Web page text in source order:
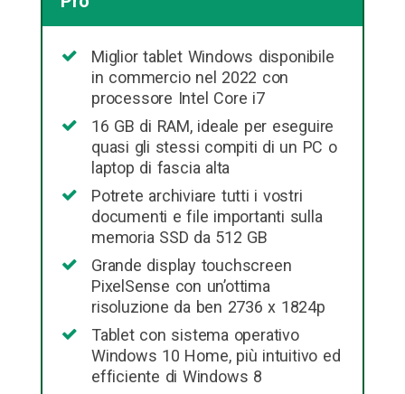
Miglior tablet Windows disponibile
in commercio nel 2022 con
processore Intel Core i7
16 GB di RAM, ideale per eseguire
quasi gli stessi compiti di un PC o
laptop di fascia alta
Potrete archiviare tutti i vostri
documenti e file importanti sulla
memoria SSD da 512 GB
Grande display touchscreen
PixelSense con un’ottima
risoluzione da ben 2736 x 1824p
Tablet con sistema operativo
Windows 10 Home, più intuitivo ed
efficiente di Windows 8